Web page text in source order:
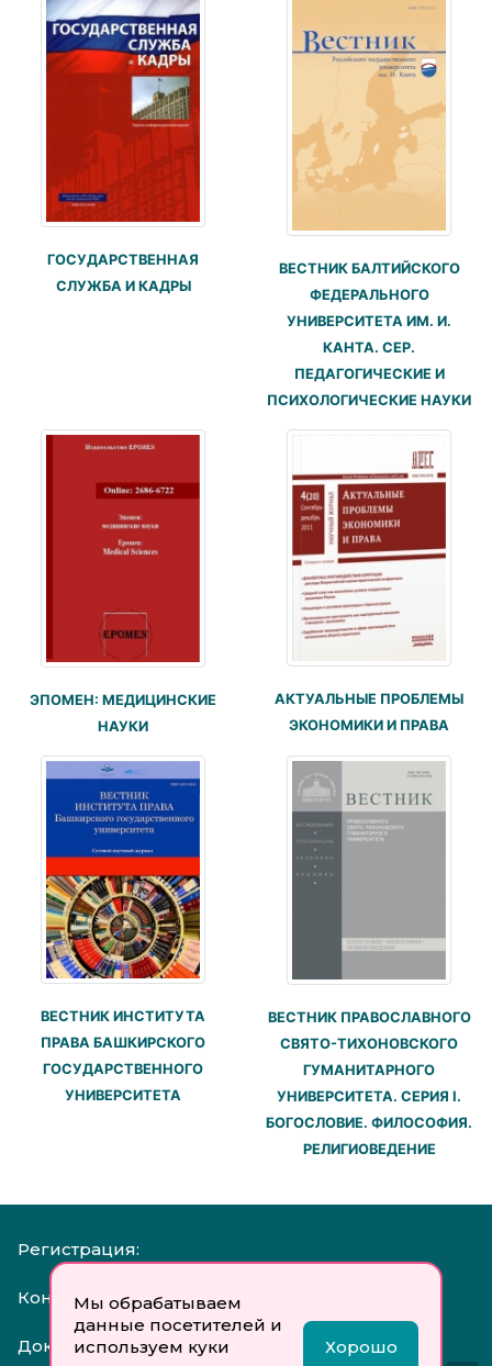
Мы обрабатываем
данные посетителей и
используем куки
Хорошо
ГОСУДАРСТВЕННАЯ
СЛУЖБА И КАДРЫ
ВЕСТНИК БАЛТИЙСКОГО
ФЕДЕРАЛЬНОГО
УНИВЕРСИТЕТА ИМ. И.
КАНТА. СЕР.
ПЕДАГОГИЧЕСКИЕ И
ПСИХОЛОГИЧЕСКИЕ НАУКИ
ЭПОМЕН: МЕДИЦИНСКИЕ
НАУКИ
АКТУАЛЬНЫЕ ПРОБЛЕМЫ
ЭКОНОМИКИ И ПРАВА
ВЕСТНИК ИНСТИТУТА
ПРАВА БАШКИРСКОГО
ГОСУДАРСТВЕННОГО
УНИВЕРСИТЕТА
ВЕСТНИК ПРАВОСЛАВНОГО
СВЯТО-ТИХОНОВСКОГО
ГУМАНИТАРНОГО
УНИВЕРСИТЕТА. СЕРИЯ I.
БОГОСЛОВИЕ. ФИЛОСОФИЯ.
РЕЛИГИОВЕДЕНИЕ
Регистрация:
Контакты:
Документы: